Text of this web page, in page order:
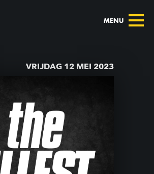
MENU
VRIJDAG 12 MEI 2023